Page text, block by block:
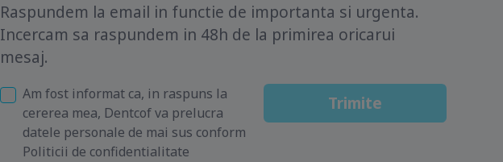
Raspundem la email in functie de importanta si urgenta.
Incercam sa raspundem in 48h de la primirea oricarui
mesaj.
Am fost informat ca, in raspuns la
cererea mea, Dentcof va prelucra
datele personale de mai sus conform
Politicii de confidentialitate
Trimite